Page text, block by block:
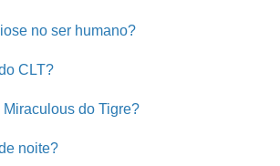
no ser humano?
CLT?
do Tigre?
noite?